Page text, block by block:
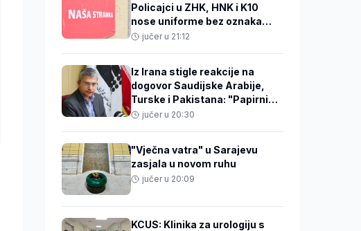
Policajci u ZHK, HNK i K10
nose uniforme bez oznaka
FBiHjučer u 21:12
Iz Irana stigle reakcije na
dogovor Saudijske Arabije,
Turske i Pakistana: "Papirni
sporazum
jučer u 20:30
"Vječna vatra" u Sarajevu
zasjala u novom ruhu
jučer u 20:09
KCUS: Klinika za urologiju s